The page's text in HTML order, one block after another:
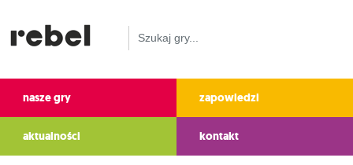
nasze gry zapowiedzi
aktualności kontakt